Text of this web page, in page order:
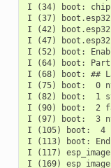
I (34) boot:
I (37)
I (42)
I (47)
I (52) boot:
I (64) boot:
I (68) boot: ##
I (75) boot:  0
I (82) boot:  1
I (90) boot:  2
I (97) boot:  3
I (105) boot:  4
I (113) boot:
I (117)
I (169)